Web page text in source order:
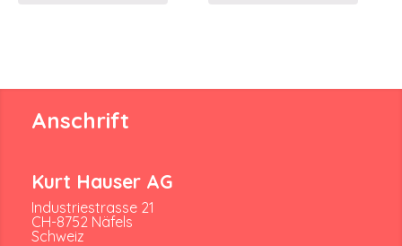
Anschrift
Kurt Hauser AG
Industriestrasse 21
CH-8752 Näfels
Schweiz